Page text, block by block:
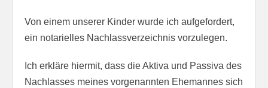
Von einem unserer Kinder wurde ich aufgefordert,
ein notarielles Nachlassverzeichnis vorzulegen.
Ich erkläre hiermit, dass die Aktiva und Passiva des
Nachlasses meines vorgenannten Ehemannes sich